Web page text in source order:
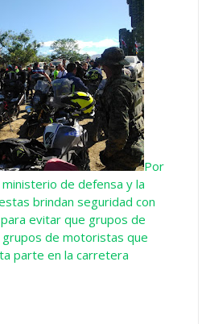
Por
de defensa y la
brindan seguridad con
evitar que grupos de
de motoristas que
parte en la carretera